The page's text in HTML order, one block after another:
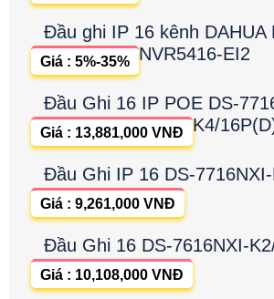
Đầu ghi IP 16 kênh DAHUA
NVR5416-EI2
Giá : 5%-35%
Đầu Ghi 16 IP POE DS-
K4/
Giá : 13,881,000 VNĐ
Đầu Ghi IP 16 DS-
Giá : 9,261,000 VNĐ
Đầu Ghi 16 DS-7616NXI-
Giá : 10,108,000 VNĐ